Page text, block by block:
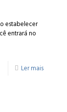
estabelecer
entrará no
Ler mais